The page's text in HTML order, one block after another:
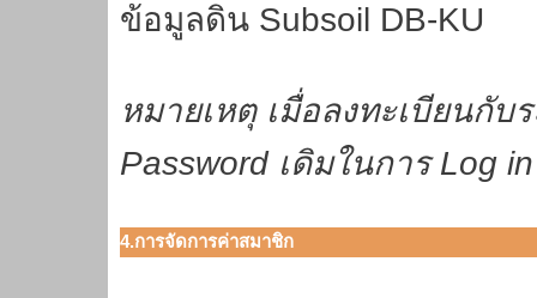
ข้อมูลดิน Subsoil DB-KU
หมายเหตุ เมื่อลงทะเบียนกั
Password เดิมในการ Log
4.การจัดการค่าสมาชิก